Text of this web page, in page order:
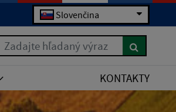
Slovenčina
Zadajte hľadaný výraz
KONTAKTY